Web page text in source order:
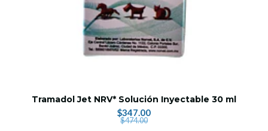
Tramadol Jet NRV* Solución Inyectable 30 ml
$347.00
$474.00